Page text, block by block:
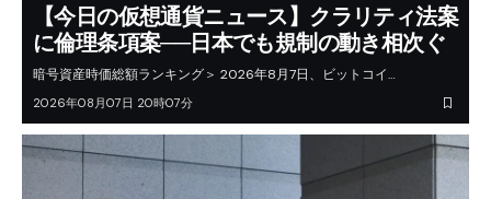
【今日の仮想通貨ニュース】クラリティ法案
に倫理条項案──日本でも規制の動き相次ぐ
暗号資産時価総額ランキング＞ 2026年8月7日、ビットコイ…
2026年08月07日 20時07分